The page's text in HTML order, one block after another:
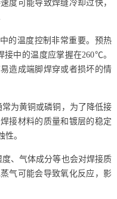
度可能导致焊缝冷却过快，
的温度控制非常重要。预热
中的温度应掌握在260℃。
造成端脚焊穿或者损坏的情
常为黄铜或磷铜，为了降低接
接材料的质量和镀层的稳定
。
度、气体成分等也会对焊接质
气可能会导致氧化反应，影